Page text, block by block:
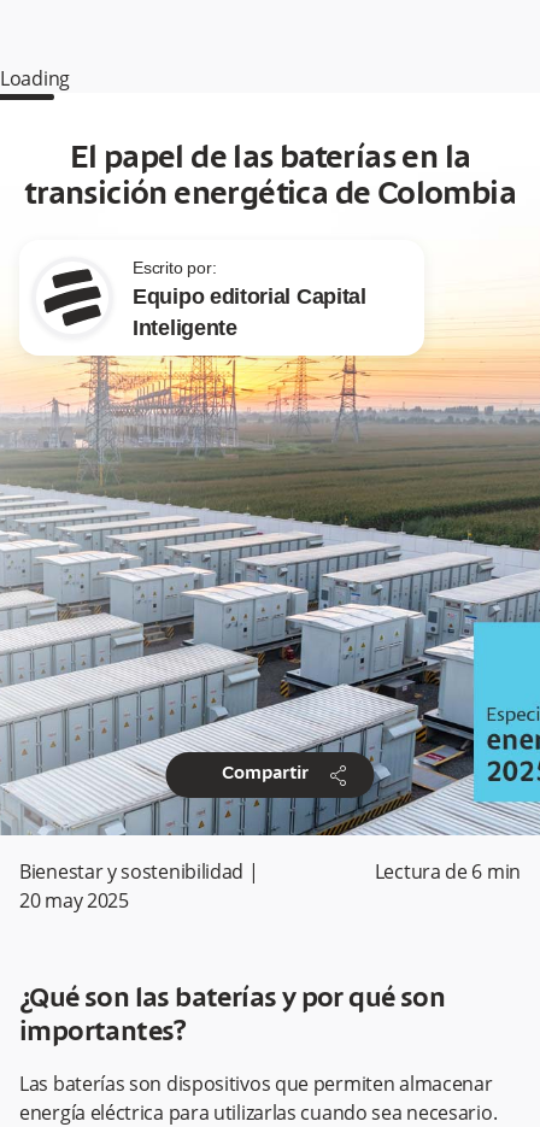
Loading
El papel de las baterías en la
transición energética de Colombia
Escrito por:
Equipo editorial Capital
Inteligente
Compartir share
Bienestar y sostenibilidad |
20 may 2025
Lectura de6 min
¿Qué son las baterías y por qué son
importantes?
Las baterías son dispositivos que permiten almacenar
energía eléctrica para utilizarlas cuando sea necesario.